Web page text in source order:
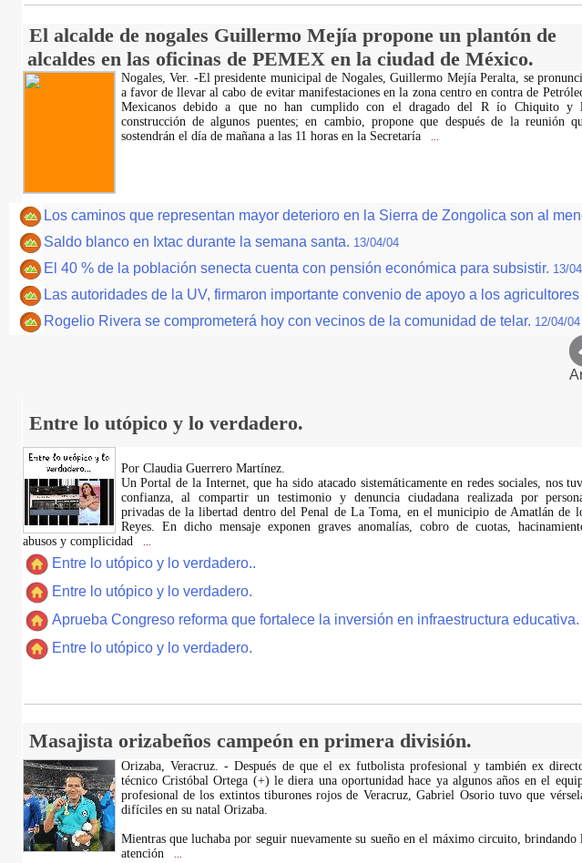
El alcalde de nogales Guillermo Mejía propone un plantón de
alcaldes en las oficinas de PEMEX en la ciudad de México.
Nogales, Ver. -El presidente municipal de Nogales, Guillermo Mejía Peralta, se
a favor de llevar al cabo de evitar manifestaciones en la zona centro en contra de
Mexicanos debido a que no han cumplido con el dragado del R ío Chiquito y
construcción de algunos puentes; en cambio, propone que después de la reunión
sostendrán el día de mañana a las 11 horas en la Secretaría
Los caminos que representan mayor deterioro en la Sierra de Zongolica son al
Saldo blanco en Ixtac durante la semana santa. 13/04/04
El 40 % de la población senecta cuenta con pensión económica para subsistir. 13/
Las autoridades de la UV, firmaron importante convenio de apoyo a los
Rogelio Rivera se comprometerá hoy con vecinos de la comunidad de telar. 12/04/04
Entre lo utópico y lo verdadero.
Por Claudia Guerrero Martínez.
​Un Portal de la Internet, que ha sido atacado sistemáticamente en redes sociales, nos
confianza, al compartir un testimonio y denuncia ciudadana realizada por
privadas de la libertad dentro del Penal de La Toma, en el municipio de Amatlán de
Reyes. En dicho mensaje exponen graves anomalías, cobro de cuotas,
abusos y complicidad
Entre lo utópico y lo verdadero..
Entre lo utópico y lo verdadero.
Aprueba Congreso reforma que fortalece la inversión en infraestructura educativa.
Entre lo utópico y lo verdadero.
Masajista orizabeños campeón en primera división.
Orizaba, Veracruz. - Después de que el ex futbolista profesional y también ex
técnico Cristóbal Ortega (+) le diera una oportunidad hace ya algunos años en el
profesional de los extintos tiburones rojos de Veracruz, Gabriel Osorio tuvo que
difíciles en su natal Orizaba.
Mientras que luchaba por seguir nuevamente su sueño en el máximo circuito, brindando
atención